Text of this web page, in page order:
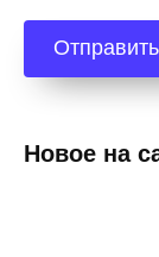
Новое на